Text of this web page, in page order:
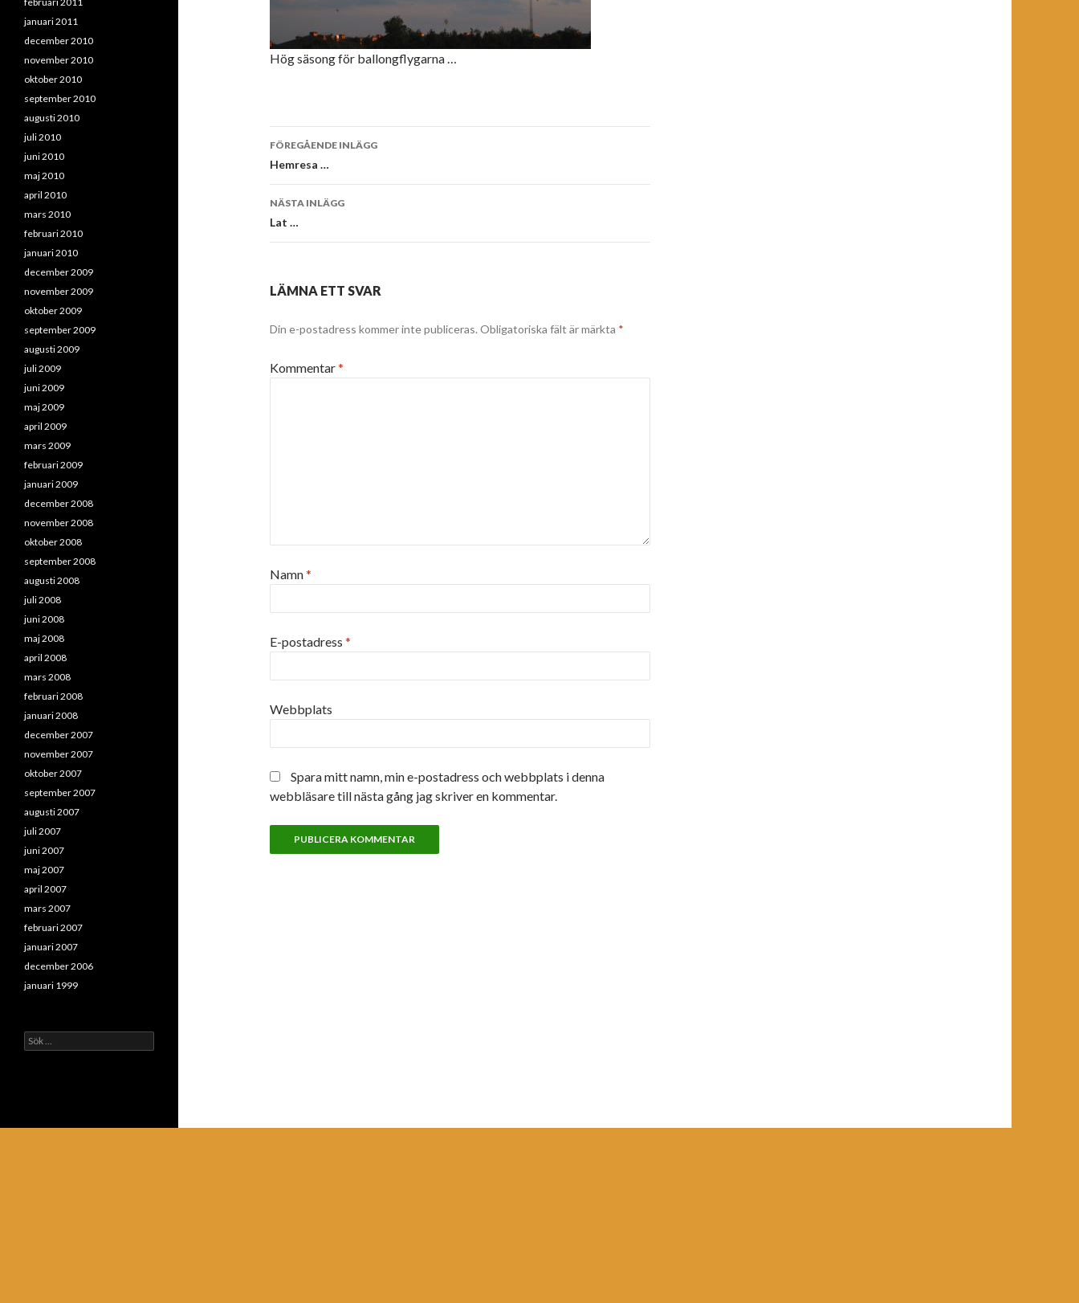
Hög säsong för ballongflygarna …
Inläggsnavigering
FÖREGÅENDE INLÄGG
Hemresa …
NÄSTA INLÄGG
Lat …
LÄMNA ETT SVAR
Din e-postadress kommer inte publiceras. Obligatoriska fält är märkta *
Kommentar*
Namn*
E-postadress *
Webbplats
Spara mitt namn, min e-postadress och webbplats i denna
webbläsare till nästa gång jag skriver en kommentar.
januari 2011
december 2010
november 2010
oktober 2010
september 2010
augusti 2010
juli 2010
juni 2010
maj 2010
april 2010
mars 2010
februari 2010
januari 2010
december 2009
november 2009
oktober 2009
september 2009
augusti 2009
juli 2009
juni 2009
maj 2009
april 2009
mars 2009
februari 2009
januari 2009
december 2008
november 2008
oktober 2008
september 2008
augusti 2008
juli 2008
juni 2008
maj 2008
april 2008
mars 2008
februari 2008
januari 2008
december 2007
november 2007
oktober 2007
september 2007
augusti 2007
juli 2007
juni 2007
maj 2007
april 2007
mars 2007
februari 2007
januari 2007
december 2006
januari 1999
Sök
efter: